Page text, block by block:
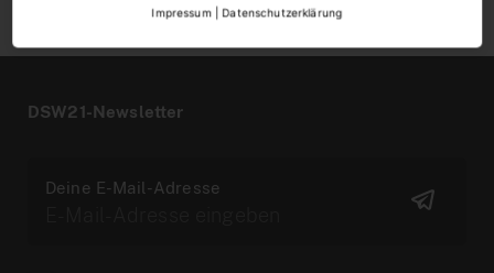
DSW21-Newsletter
Deine E-Mail-Adresse
Impressum Datenschutzerklärung